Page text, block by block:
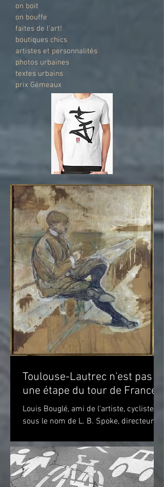
on boit
on bouffe
faites de l'art!
boutiques chics
artistes et personnalités
photos urbaines
textes urbains
prix Gémeaux
Toulouse-Lautrec n'est pas
une étape du tour de France!
Louis Bouglé, ami de l'artiste, cycliste
sous le nom de L. B. Spoke, directeur de
Lautrec 1898 (huile...